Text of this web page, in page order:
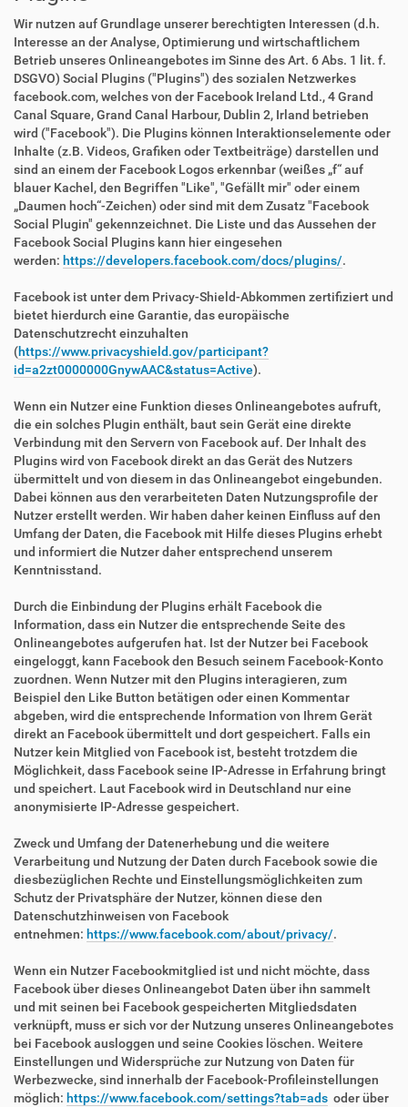
Wir nutzen auf Grundlage unserer berechtigten Interessen (d.h.
Interesse an der Analyse, Optimierung und wirtschaftlichem
Betrieb unseres Onlineangebotes im Sinne des Art. 6 Abs. 1 lit. f.
DSGVO) Social Plugins ("Plugins") des sozialen Netzwerkes
facebook.com, welches von der Facebook Ireland Ltd., 4 Grand
Canal Square, Grand Canal Harbour, Dublin 2, Irland betrieben
wird ("Facebook"). Die Plugins können Interaktionselemente oder
Inhalte (z.B. Videos, Grafiken oder Textbeiträge) darstellen und
sind an einem der Facebook Logos erkennbar (weißes „f“ auf
blauer Kachel, den Begriffen "Like", "Gefällt mir" oder einem
„Daumen hoch“-Zeichen) oder sind mit dem Zusatz "Facebook
Social Plugin" gekennzeichnet. Die Liste und das Aussehen der
Facebook Social Plugins kann hier eingesehen
werden: https://developers.facebook.com/docs/plugins/.
Facebook ist unter dem Privacy-Shield-Abkommen zertifiziert und
bietet hierdurch eine Garantie, das europäische
Datenschutzrecht einzuhalten
(https://www.privacyshield.gov/participant?
id=a2zt0000000GnywAAC&status=Active).
Wenn ein Nutzer eine Funktion dieses Onlineangebotes aufruft,
die ein solches Plugin enthält, baut sein Gerät eine direkte
Verbindung mit den Servern von Facebook auf. Der Inhalt des
Plugins wird von Facebook direkt an das Gerät des Nutzers
übermittelt und von diesem in das Onlineangebot eingebunden.
Dabei können aus den verarbeiteten Daten Nutzungsprofile der
Nutzer erstellt werden. Wir haben daher keinen Einfluss auf den
Umfang der Daten, die Facebook mit Hilfe dieses Plugins erhebt
und informiert die Nutzer daher entsprechend unserem
Kenntnisstand.
Durch die Einbindung der Plugins erhält Facebook die
Information, dass ein Nutzer die entsprechende Seite des
Onlineangebotes aufgerufen hat. Ist der Nutzer bei Facebook
eingeloggt, kann Facebook den Besuch seinem Facebook-Konto
zuordnen. Wenn Nutzer mit den Plugins interagieren, zum
Beispiel den Like Button betätigen oder einen Kommentar
abgeben, wird die entsprechende Information von Ihrem Gerät
direkt an Facebook übermittelt und dort gespeichert. Falls ein
Nutzer kein Mitglied von Facebook ist, besteht trotzdem die
Möglichkeit, dass Facebook seine IP-Adresse in Erfahrung bringt
und speichert. Laut Facebook wird in Deutschland nur eine
anonymisierte IP-Adresse gespeichert.
Zweck und Umfang der Datenerhebung und die weitere
Verarbeitung und Nutzung der Daten durch Facebook sowie die
diesbezüglichen Rechte und Einstellungsmöglichkeiten zum
Schutz der Privatsphäre der Nutzer, können diese den
Datenschutzhinweisen von Facebook
entnehmen: https://www.facebook.com/about/privacy/.
Wenn ein Nutzer Facebookmitglied ist und nicht möchte, dass
Facebook über dieses Onlineangebot Daten über ihn sammelt
und mit seinen bei Facebook gespeicherten Mitgliedsdaten
verknüpft, muss er sich vor der Nutzung unseres Onlineangebotes
bei Facebook ausloggen und seine Cookies löschen. Weitere
Einstellungen und Widersprüche zur Nutzung von Daten für
Werbezwecke, sind innerhalb der Facebook-Profileinstellungen
möglich: https://www.facebook.com/settings?tab=ads oder über